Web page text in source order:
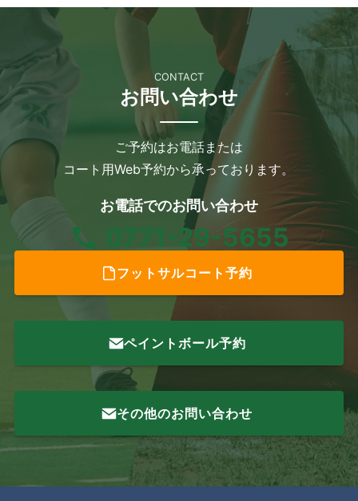
CONTACT
お問い合わせ
ご予約はお電話または
コート用Web予約から承っております。
お電話でのお問い合わせ
0771-29-5655
フットサルコート予約
ペイントボール予約
その他のお問い合わせ